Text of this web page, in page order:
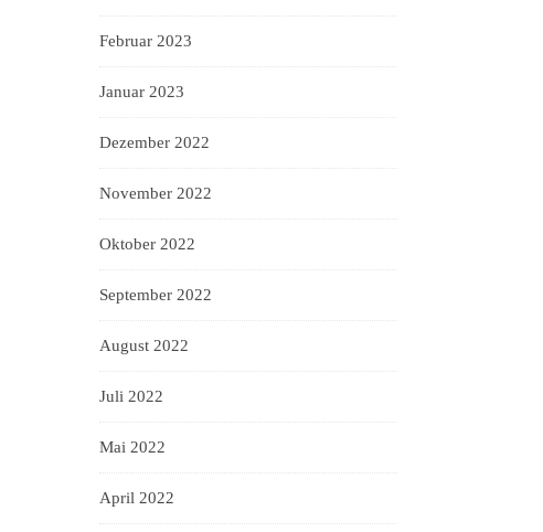
Februar 2023
Januar 2023
Dezember 2022
November 2022
Oktober 2022
September 2022
August 2022
Juli 2022
Mai 2022
April 2022